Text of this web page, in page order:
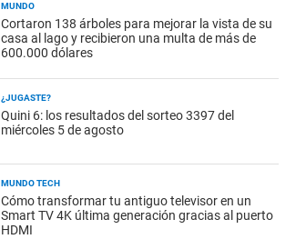
MUNDO
Cortaron 138 árboles para mejorar la vista de su
casa al lago y recibieron una multa de más de
600.000 dólares
¿JUGASTE?
Quini 6: los resultados del sorteo 3397 del
miércoles 5 de agosto
MUNDO TECH
Cómo transformar tu antiguo televisor en un
Smart TV 4K última generación gracias al puerto
HDMI